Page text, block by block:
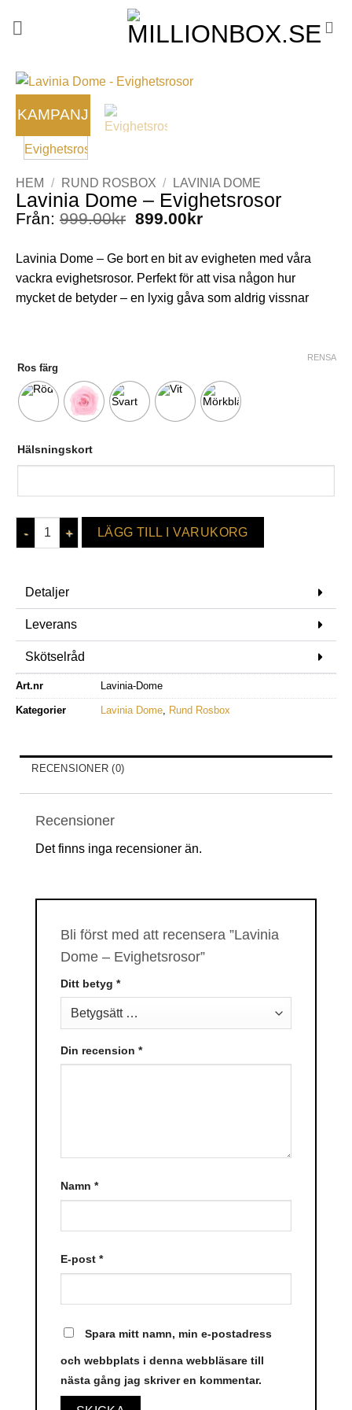
KAMPANJ
KAMPANJ
HEM / RUND ROSBOX / LAVINIA DOME
Lavinia Dome – Evighetsrosor
Från: 999.00kr 899.00kr
Lavinia Dome – Ge bort en bit av evigheten med våra
vackra evighetsrosor. Perfekt för att visa någon hur
mycket de betyder – en lyxig gåva som aldrig vissnar
Ros färg
RENSA
Hälsningskort
LÄGG TILL I VARUKORG
Detaljer
Leverans
Skötselråd
Art.nr Lavinia-Dome
Kategorier Lavinia Dome Rund Rosbox
RECENSIONER (0)
Recensioner
Det finns inga recensioner än.
Bli först med att recensera ”Lavinia
Dome – Evighetsrosor”
Ditt betyg *
Din recension *
Namn *
E-post *
Spara mitt namn, min e-postadress
och webbplats i denna webbläsare till
nästa gång jag skriver en kommentar.